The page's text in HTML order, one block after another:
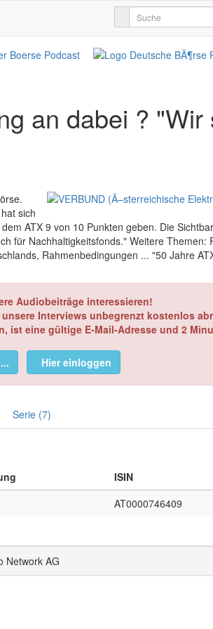
an dabei ? "Wir
sich
ATX 9 von 10 Punkten geben. Die
für Nachhaltigkeitsfonds." Weitere Themen:
Rahmenbedingungen ... "50 Jahre
Audiobeiträge interessieren!
Interviews unbegrenzt kostenlos
ist eine gültige E-Mail-Adresse und 2
Hier einloggen
Serie (7)
ISIN
AT0000746409
Network AG